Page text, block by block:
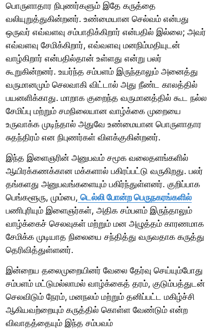
பொருளாதார நிபுணர்களும் இதே கருத்தை
வலியுறுத்துகின்றனர். உண்மையான செல்வம் என்பது
ஒருவர் எவ்வளவு சம்பாதிக்கிறார் என்பதில் இல்லை; அவர்
எவ்வளவு சேமிக்கிறார், எவ்வளவு மனநிம்மதியுடன்
வாழ்கிறார் என்பதில்தான் உள்ளது என்று பலர்
கூறுகின்றனர். உயர்ந்த சம்பளம் இருந்தாலும் அனைத்து
வருமானமும் செலவாகி விட்டால் அது நீண்ட காலத்தில்
பயனளிக்காது. மாறாக குறைந்த வருமானத்தில் கூட நல்ல
சேமிப்பு மற்றும் சமநிலையான வாழ்க்கை முறையை
உருவாக்க முடிந்தால் அதுவே உண்மையான பொருளாதார
சுதந்திரம் என நிபுணர்கள் விளக்குகின்றனர்.
இந்த இளைஞரின் அனுபவம் சமூக வலைதளங்களில்
ஆயிரக்கணக்கான மக்களால் பகிரப்பட்டு வருகிறது. பலர்
தங்களது அனுபவங்களையும் பகிர்ந்துள்ளனர். குறிப்பாக
பெங்களூரு, மும்பை, டெல்லி போன்ற பெருநகரங்களில்
பணிபுரியும் இளைஞர்கள், அதிக சம்பளம் இருந்தாலும்
வாழ்க்கைச் செலவுகள் மற்றும் மன அழுத்தம் காரணமாக
சேமிக்க முடியாத நிலையை சந்தித்து வருவதாக கருத்து
தெரிவித்துள்ளனர்.
இன்றைய தலைமுறையினர் வேலை தேர்வு செய்யும்போது
சம்பளம் மட்டுமல்லாமல் வாழ்க்கைத் தரம், குடும்பத்துடன்
செலவிடும் நேரம், மனநலம் மற்றும் தனிப்பட்ட மகிழ்ச்சி
ஆகியவற்றையும் கருத்தில் கொள்ள வேண்டும் என்ற
விவாதத்தையும் இந்த சம்பவம்